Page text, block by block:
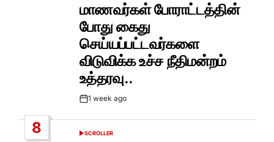
மாணவர்கள் போராட்டத்தின்
போது கைது
செய்யப்பட்டவர்களை
விடுவிக்க உச்ச நீதிமன்றம்
உத்தரவு..
Post1 week ago
8
POSTED
SCROLLER